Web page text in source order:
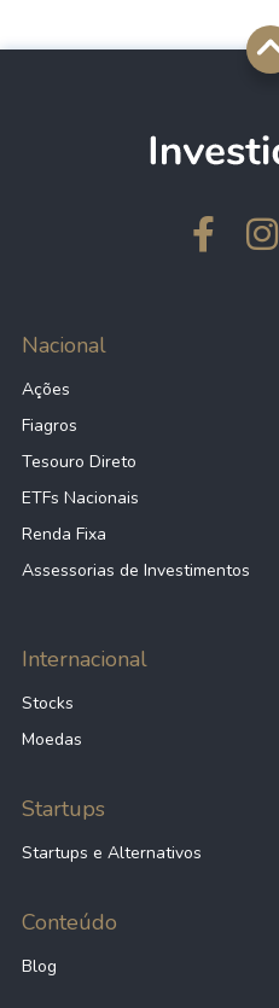
Nacional
Ações
Fiagros
Tesouro Direto
ETFs Nacionais
Renda Fixa
Assessorias de Investimentos
Internacional
Stocks
Moedas
Startups
Startups e Alternativos
Conteúdo
Blog